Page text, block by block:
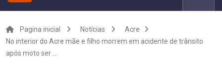
Pagina inicial Notícias
Acre
No interior do Acre mãe e filho morrem em acidente de trânsito
após moto ser ...